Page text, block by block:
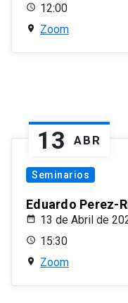
12:00
Zoom
13 ABR
Seminarios
Eduardo Perez-
13 de Abril de
15:30
Zoom